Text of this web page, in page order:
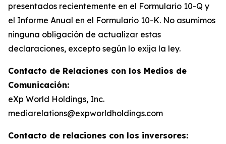
presentados recientemente en el Formulario 10-Q y
el Informe Anual en el Formulario 10-K. No asumimos
ninguna obligación de actualizar estas
declaraciones, excepto según lo exija la ley.
Contacto de Relaciones con los Medios de
Comunicación:
eXp World Holdings, Inc.
mediarelations@expworldholdings.com
Contacto de relaciones con los inversores: